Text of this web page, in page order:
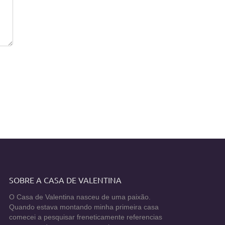
SOBRE A CASA DE VALENTINA
O Casa de Valentina nasceu de uma paixão.
Quando estava montando minha primeira casa
comecei a pesquisar freneticamente referencias